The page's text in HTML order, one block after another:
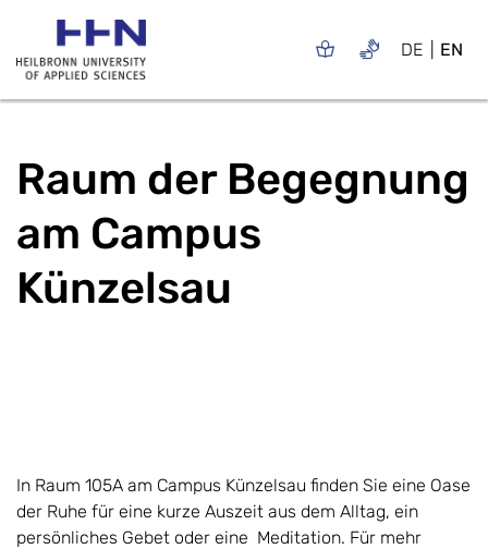
DE EN
Raum der Begegnung
am Campus
Künzelsau
In Raum 105A am Campus Künzelsau finden Sie eine Oase
der Ruhe für eine kurze Auszeit aus dem Alltag, ein
persönliches Gebet oder eine Meditation. Für mehr